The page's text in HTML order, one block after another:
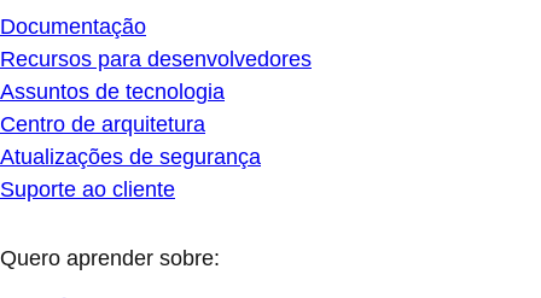
Documentação
Recursos para desenvolvedores
Assuntos de tecnologia
Centro de arquitetura
Atualizações de segurança
Suporte ao cliente
Quero aprender sobre: